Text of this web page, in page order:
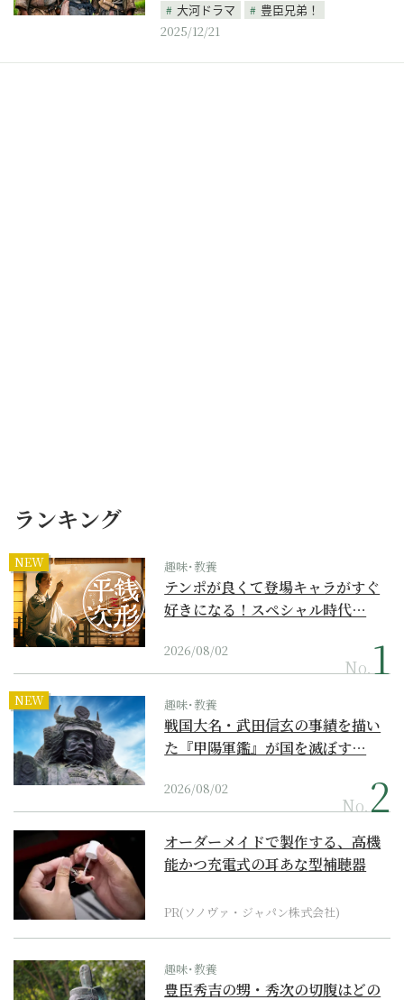
大河ドラマ
豊臣兄弟！
2025/12/21
ランキング
NEW 趣味･教養
テンポが良くて登場キャラがすぐ
好きになる！スペシャル時代…
2026/08/02
No.
NEW 趣味･教養
戦国大名・武田信玄の事績を描い
た『甲陽軍鑑』が国を滅ぼす…
2026/08/02
No.
オーダーメイドで製作する、高機
能かつ充電式の耳あな型補聴器
PR(ソノヴァ・ジャパン株式会社)
趣味･教養
豊臣秀吉の甥・秀次の切腹はどの